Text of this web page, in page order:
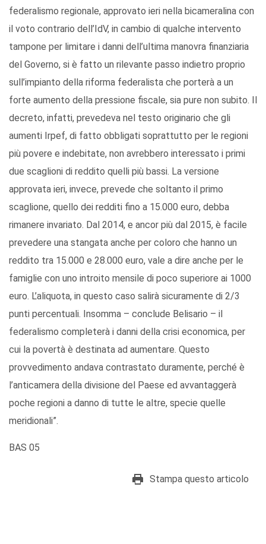
federalismo regionale, approvato ieri nella bicameralina con
il voto contrario dell’IdV, in cambio di qualche intervento
tampone per limitare i danni dell’ultima manovra finanziaria
del Governo, si è fatto un rilevante passo indietro proprio
sull’impianto della riforma federalista che porterà a un
forte aumento della pressione fiscale, sia pure non subito. Il
decreto, infatti, prevedeva nel testo originario che gli
aumenti Irpef, di fatto obbligati soprattutto per le regioni
più povere e indebitate, non avrebbero interessato i primi
due scaglioni di reddito quelli più bassi. La versione
approvata ieri, invece, prevede che soltanto il primo
scaglione, quello dei redditi fino a 15.000 euro, debba
rimanere invariato. Dal 2014, e ancor più dal 2015, è facile
prevedere una stangata anche per coloro che hanno un
reddito tra 15.000 e 28.000 euro, vale a dire anche per le
famiglie con uno introito mensile di poco superiore ai 1000
euro. L’aliquota, in questo caso salirà sicuramente di 2/3
punti percentuali. Insomma – conclude Belisario – il
federalismo completerà i danni della crisi economica, per
cui la povertà è destinata ad aumentare. Questo
provvedimento andava contrastato duramente, perché è
l’anticamera della divisione del Paese ed avvantaggerà
poche regioni a danno di tutte le altre, specie quelle
meridionali”.
BAS 05
Stampa questo articolo